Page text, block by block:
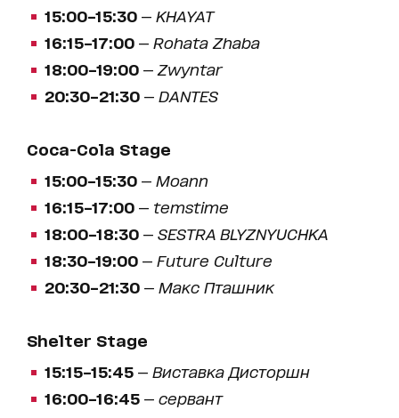
15:00–15:30 — KHAYAT
16:15–17:00 — Rohata Zhaba
18:00–19:00 — Zwyntar
20:30–21:30 — DANTES
Coca-Cola Stage
15:00–15:30 — Moann
16:15–17:00 — temstime
18:00–18:30 — SESTRA BLYZNYUCHKA
18:30–19:00 — Future Culture
20:30–21:30 — Макс Пташник
Shelter Stage
15:15–15:45 — Виставка Дисторшн
16:00–16:45 — сервант